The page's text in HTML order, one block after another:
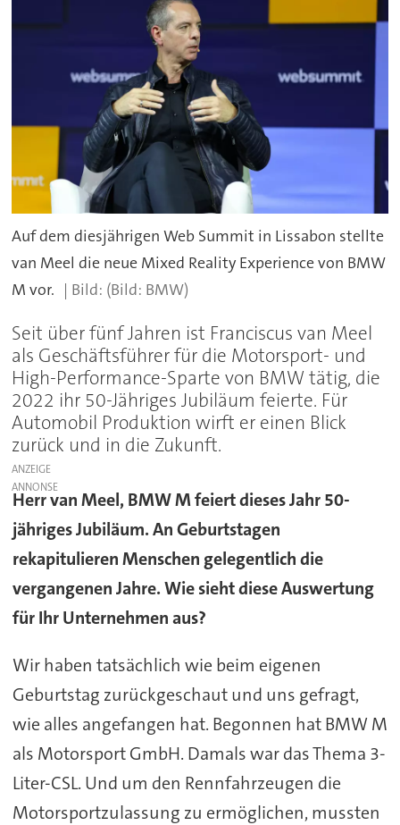
Auf dem diesjährigen Web Summit in Lissabon stellte
van Meel die neue Mixed Reality Experience von BMW
M vor.
(Bild: BMW)
Seit über fünf Jahren ist Franciscus van Meel
als Geschäftsführer für die Motorsport- und
High-Performance-Sparte von BMW tätig, die
2022 ihr 50-Jähriges Jubiläum feierte. Für
Automobil Produktion wirft er einen Blick
zurück und in die Zukunft.
ANZEIGE
Herr van Meel, BMW M feiert dieses Jahr 50-
jähriges Jubiläum. An Geburtstagen
rekapitulieren Menschen gelegentlich die
vergangenen Jahre. Wie sieht diese Auswertung
für Ihr Unternehmen aus?
Wir haben tatsächlich wie beim eigenen
Geburtstag zurückgeschaut und uns gefragt,
wie alles angefangen hat. Begonnen hat BMW M
als Motorsport GmbH. Damals war das Thema 3-
Liter-CSL. Und um den Rennfahrzeugen die
Motorsportzulassung zu ermöglichen, mussten